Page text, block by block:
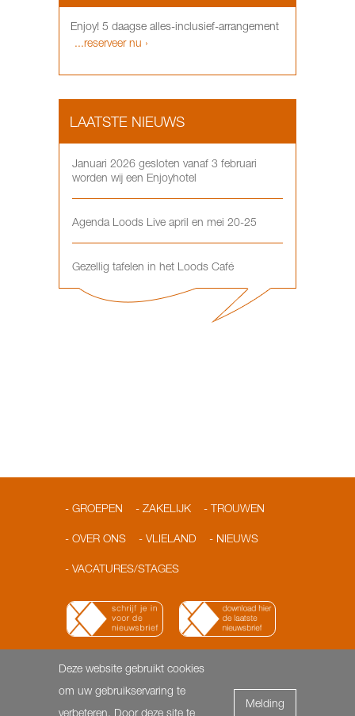
Enjoy! 5 daagse alles-inclusief-arrangement
...reserveer nu ›
LAATSTE NIEUWS
Januari 2026 gesloten vanaf 3 februari
worden wij een Enjoyhotel
Agenda Loods Live april en mei 20-25
Gezellig tafelen in het Loods Café
GROEPEN ZAKELIJK TROUWEN
OVER ONS VLIELAND NIEUWS
VACATURES/STAGES
info@loodshotel.nl
Melding
Deze website gebruikt cookies
om uw gebruikservaring te